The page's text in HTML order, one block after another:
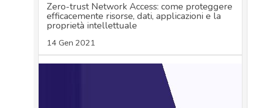
Zero-trust Network Access: come proteggere
efficacemente risorse, dati, applicazioni e la
proprietà intellettuale
14 Gen 2021